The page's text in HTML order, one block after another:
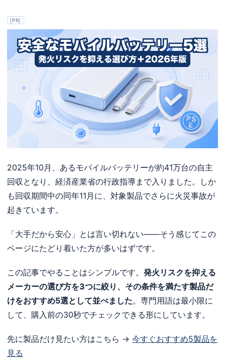
[PR]
2025年10月、あるモバイルバッテリーが約41万台の自主
回収となり、経済産業省の行政指導まで入りました。しか
も回収期間中の同年11月に、対象製品でさらに火災事故が
起きています。
「大手だから安心」とは言い切れない——そう感じてこの
ページにたどり着いた方が多いはずです。
この記事でやることはシンプルです。 発火リスクを抑える
メーカーの選び方を3つに絞り、その条件を満たす製品だ
けをおすすめ5選として並べました。専門用語は最小限に
して、購入前の30秒でチェックできる形にしています。
先に製品だけ見たい方はこちら → 今すぐおすすめ5製品を
見る